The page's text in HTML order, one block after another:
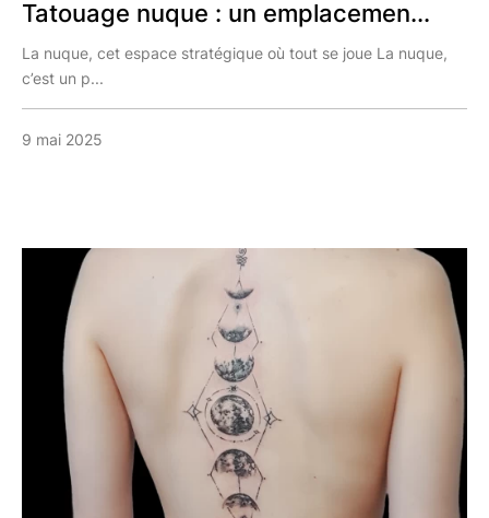
Tatouage nuque : un emplacemen...
La nuque, cet espace stratégique où tout se joue La nuque,
c’est un p...
9 mai 2025